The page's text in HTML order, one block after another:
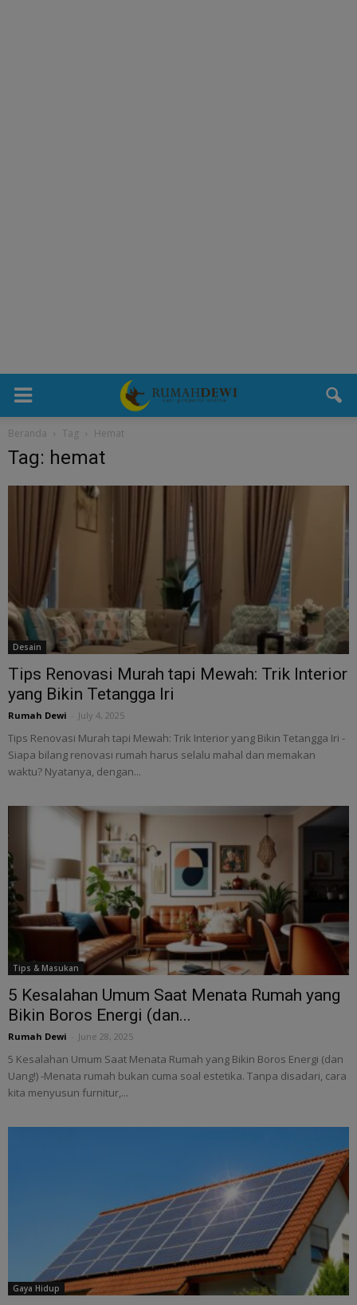
Beranda Tag Hemat
Tag: hemat
Desain
Tips Renovasi Murah tapi Mewah: Trik Interior
yang Bikin Tetangga Iri
Rumah Dewi July 4, 2025
Tips Renovasi Murah tapi Mewah: Trik Interior yang Bikin Tetangga Iri -
Siapa bilang renovasi rumah harus selalu mahal dan memakan
waktu? Nyatanya, dengan...
Tips & Masukan
5 Kesalahan Umum Saat Menata Rumah yang
Bikin Boros Energi (dan...
Rumah Dewi June 28, 2025
5 Kesalahan Umum Saat Menata Rumah yang Bikin Boros Energi (dan
Uang!) -Menata rumah bukan cuma soal estetika. Tanpa disadari, cara
kita menyusun furnitur,...
Gaya Hidup